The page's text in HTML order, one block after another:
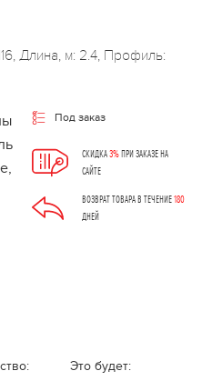
Длина, м: 2.4, Профиль:
Под заказ
СКИДКА3%ПРИ ЗАКАЗЕ НА
САЙТЕ
ВОЗВРАТ ТОВАРА В ТЕЧЕНИЕ180
ДНЕЙ
Это будет: